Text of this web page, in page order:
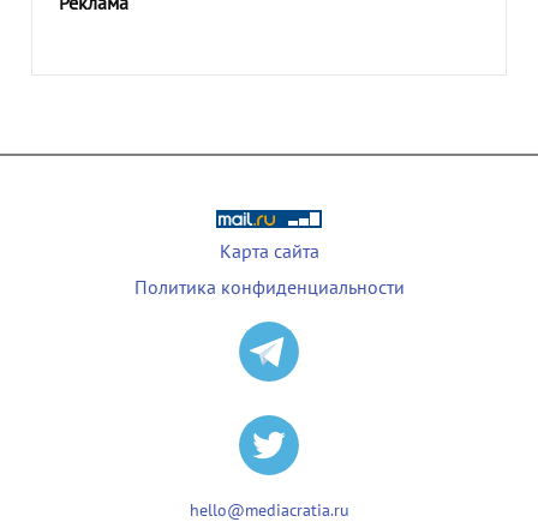
Карта сайта
Политика конфиденциальности
hello@mediacratia.ru